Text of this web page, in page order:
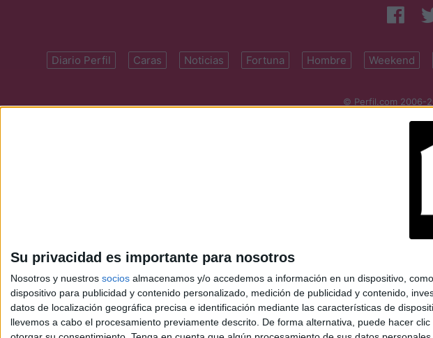
Su privacidad es importante para nosotros
Nosotros y nuestros socios almacenamos y/o accedemos a información en un dispositivo,
dispositivo para publicidad y contenido personalizado, medición de publicidad y contenido,
datos de localización geográfica precisa e identificación mediante las características de
llevemos a cabo el procesamiento previamente descrito. De forma alternativa, puede hacer
Diario Perfil Caras Noticias Fortuna Hombre Weekend
© Perfil.com 2006-